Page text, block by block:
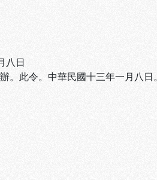
八日
此令。中華民國十三年一月八日。